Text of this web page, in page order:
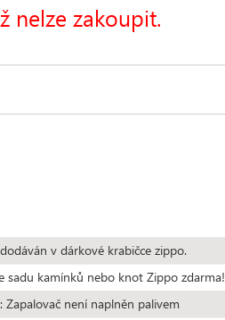
nelze zakoupit.
v dárkové krabičce zippo.
sadu kamínků nebo knot Zippo zdarma!
Zapalovač není naplněn palivem